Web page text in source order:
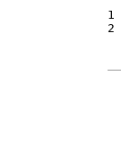
1
2